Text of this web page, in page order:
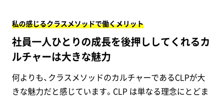
私の感じるクラスメソッドで働くメリット
社員一人ひとりの成長を後押ししてくれるカ
ルチャーは大きな魅力
何よりも、クラスメソッドのカルチャーであるCLPが大
きな魅力だと感じています。CLP は単なる理念にとどま